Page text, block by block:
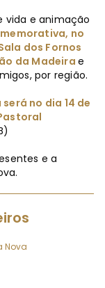
vida e animação
no
dos Fornos
da Madeirae
por região.
no dia 14 de
e a
Nova